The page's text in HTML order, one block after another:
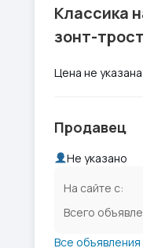
Классика
зонт-
Цена не указана
Продавец
Не указано
На сайте с:
Всего
Все